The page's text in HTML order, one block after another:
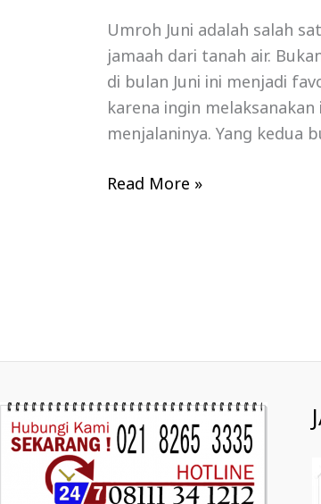
Umroh Juni adalah salah
jamaah dari tanah air.
di bulan Juni ini menjadi
karena ingin
menjalaninya. Yang kedua
Read More »